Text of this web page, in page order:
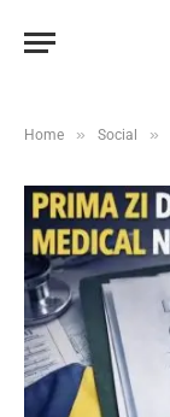
Home » Social »